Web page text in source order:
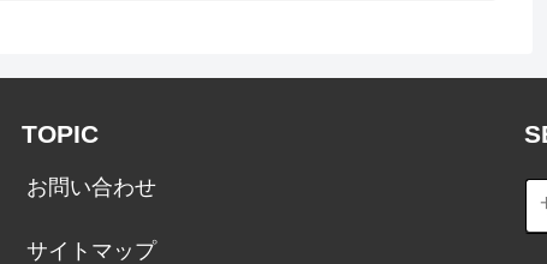
TOPIC
お問い合わせ
サイトマップ